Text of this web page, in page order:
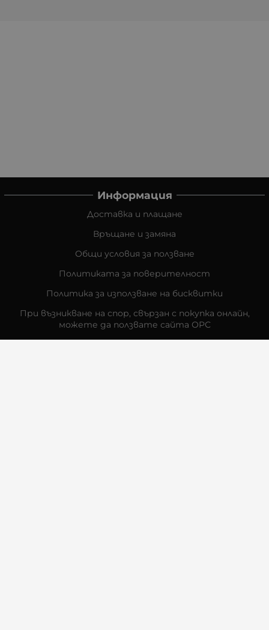
Информация
Доставка и плащане
Връщане и замяна
Общи условия за ползване
Политиката за поверителност
Политика за използване на бисквитки
При възникване на спор, свързан с покупка онлайн,
можете да ползвате сайта ОРС